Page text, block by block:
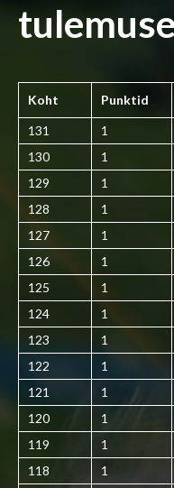
Koht Punktid
131
1
130
1
129
1
128
1
127
1
126
1
125
1
124
1
123
1
122
1
121
1
120
1
119
1
118
1